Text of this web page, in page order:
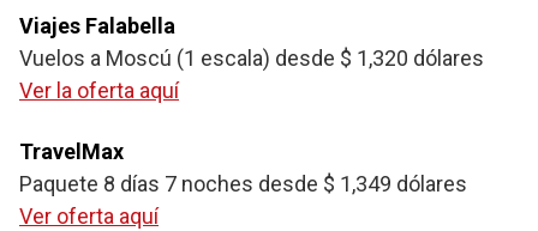
Viajes Falabella
Vuelos a Moscú (1 escala) desde $ 1,320 dólares
Ver la oferta aquí
TravelMax
Paquete 8 días 7 noches desde $ 1,349 dólares
Ver oferta aquí